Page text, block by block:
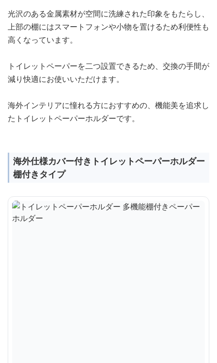
光沢のある金属素材が空間に洗練された印象をもたらし、
上部の棚にはスマートフォンや小物を置けるため利便性も
高くなっています。
トイレットペーパーを二つ設置できるため、交換の手間が
減り快適にお使いいただけます。
海外インテリアに憧れる方におすすめの、機能美を追求し
たトイレットペーパーホルダーです。
海外仕様カバー付きトイレットペーパーホルダー
棚付きタイプ